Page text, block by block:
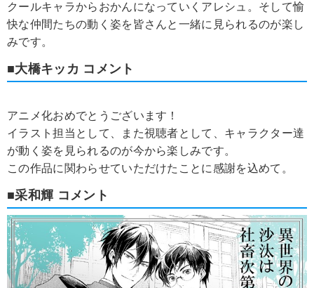
クールキャラからおかんになっていくアレシュ。そして愉
快な仲間たちの動く姿を皆さんと一緒に見られるのが楽し
みです。
■大橋キッカ コメント
アニメ化おめでとうございます！
イラスト担当として、また視聴者として、キャラクター達
が動く姿を見られるのが今から楽しみです。
この作品に関わらせていただけたことに感謝を込めて。
■采和輝 コメント